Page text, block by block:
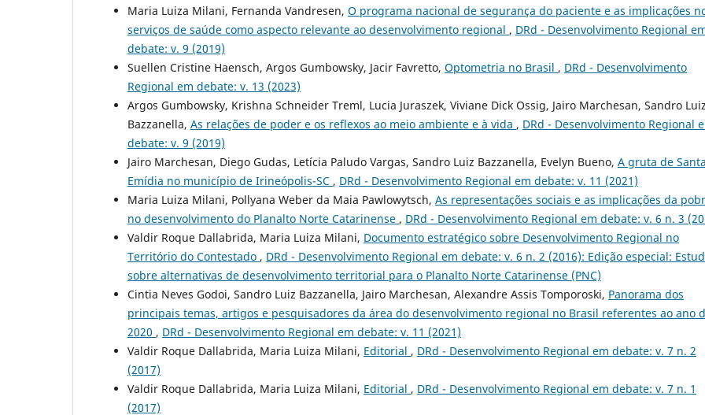
Maria Luiza Milani, Fernanda Vandresen, O programa nacional de segurança do paciente e as implicações
serviços de saúde como aspecto relevante ao desenvolvimento regional , DRd - Desenvolvimento Regional
debate: v. 9 (2019)
Suellen Cristine Haensch, Argos Gumbowsky, Jacir Favretto, Optometria no Brasil , DRd - Desenvolvimento
Regional em debate: v. 13 (2023)
Argos Gumbowsky, Krishna Schneider Treml, Lucia Juraszek, Viviane Dick Ossig, Jairo Marchesan, Sandro Luiz
Bazzanella, As relações de poder e os reflexos ao meio ambiente e à vida , DRd - Desenvolvimento Regional
debate: v. 9 (2019)
Jairo Marchesan, Diego Gudas, Letícia Paludo Vargas, Sandro Luiz Bazzanella, Evelyn Bueno, A gruta de Santa
Emídia no município de Irineópolis-SC , DRd - Desenvolvimento Regional em debate: v. 11 (2021)
Maria Luiza Milani, Pollyana Weber da Maia Pawlowytsch, As representações sociais e as implicações da
no desenvolvimento do Planalto Norte Catarinense , DRd - Desenvolvimento Regional em debate: v. 6 n. 3
Valdir Roque Dallabrida, Maria Luiza Milani, Documento estratégico sobre Desenvolvimento Regional no
Território do Contestado , DRd - Desenvolvimento Regional em debate: v. 6 n. 2 (2016): Edição especial:
sobre alternativas de desenvolvimento territorial para o Planalto Norte Catarinense (PNC)
Cintia Neves Godoi, Sandro Luiz Bazzanella, Jairo Marchesan, Alexandre Assis Tomporoski, Panorama dos
principais temas, artigos e pesquisadores da área do desenvolvimento regional no Brasil referentes ao ano
2020 , DRd - Desenvolvimento Regional em debate: v. 11 (2021)
Valdir Roque Dallabrida, Maria Luiza Milani, Editorial , DRd - Desenvolvimento Regional em debate: v. 7 n. 2
(2017)
Valdir Roque Dallabrida, Maria Luiza Milani, Editorial , DRd - Desenvolvimento Regional em debate: v. 7 n. 1
(2017)